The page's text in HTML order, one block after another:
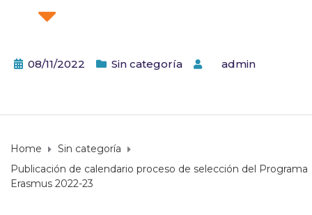
08/11/2022 Sin categoría admin
Home
Sin categoría
Publicación de calendario proceso de selección del Programa
Erasmus 2022-23